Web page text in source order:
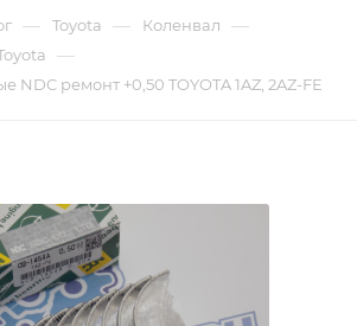
— Toyota — Коленвал —
—
ремонт +0,50 TOYOTA 1AZ, 2AZ-FE